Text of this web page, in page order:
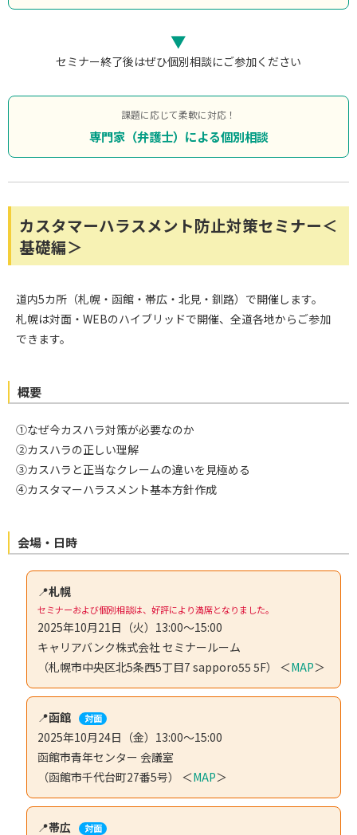
▼
セミナー終了後はぜひ個別相談にご参加ください
課題に応じて柔軟に対応！
専門家（弁護士）による個別相談
カスタマーハラスメント防止対策セミナー＜
基礎編＞
道内5カ所（札幌・函館・帯広・北見・釧路）で開催します。
札幌は対面・WEBのハイブリッドで開催、全道各地からご参加
できます。
概要
①なぜ今カスハラ対策が必要なのか
②カスハラの正しい理解
③カスハラと正当なクレームの違いを見極める
④カスタマーハラスメント基本方針作成
会場・日時
📍札幌
セミナーおよび個別相談は、好評により満席となりました。
2025年10月21日（火）13:00～15:00
キャリアバンク株式会社 セミナールーム
（札幌市中央区北5条西5丁目7 sapporo55 5F） ＜MAP＞
📍函館 対面
2025年10月24日（金）13:00～15:00
函館市青年センター 会議室
（函館市千代台町27番5号） ＜MAP＞
📍帯広 対面